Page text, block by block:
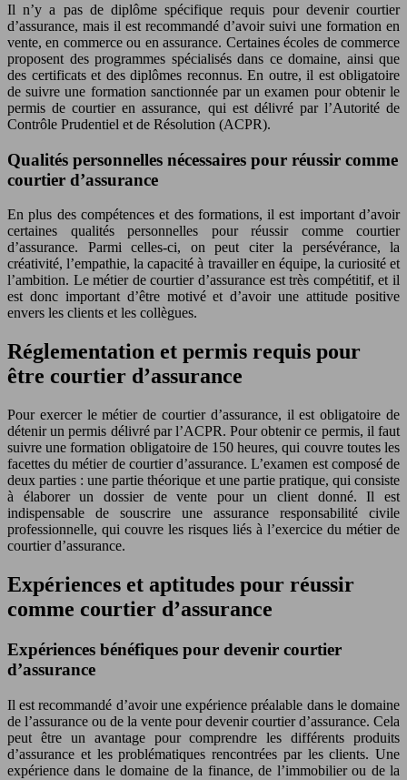
Il n’y a pas de diplôme spécifique requis pour devenir courtier
d’assurance, mais il est recommandé d’avoir suivi une formation en
vente, en commerce ou en assurance. Certaines écoles de commerce
proposent des programmes spécialisés dans ce domaine, ainsi que
des certificats et des diplômes reconnus. En outre, il est obligatoire
de suivre une formation sanctionnée par un examen pour obtenir le
permis de courtier en assurance, qui est délivré par l’Autorité de
Contrôle Prudentiel et de Résolution (ACPR).
Qualités personnelles nécessaires pour réussir comme
courtier d’assurance
En plus des compétences et des formations, il est important d’avoir
certaines qualités personnelles pour réussir comme courtier
d’assurance. Parmi celles-ci, on peut citer la persévérance, la
créativité, l’empathie, la capacité à travailler en équipe, la curiosité et
l’ambition. Le métier de courtier d’assurance est très compétitif, et il
est donc important d’être motivé et d’avoir une attitude positive
envers les clients et les collègues.
Réglementation et permis requis pour
être courtier d’assurance
Pour exercer le métier de courtier d’assurance, il est obligatoire de
détenir un permis délivré par l’ACPR. Pour obtenir ce permis, il faut
suivre une formation obligatoire de 150 heures, qui couvre toutes les
facettes du métier de courtier d’assurance. L’examen est composé de
deux parties : une partie théorique et une partie pratique, qui consiste
à élaborer un dossier de vente pour un client donné. Il est
indispensable de souscrire une assurance responsabilité civile
professionnelle, qui couvre les risques liés à l’exercice du métier de
courtier d’assurance.
Expériences et aptitudes pour réussir
comme courtier d’assurance
Expériences bénéfiques pour devenir courtier
d’assurance
Il est recommandé d’avoir une expérience préalable dans le domaine
de l’assurance ou de la vente pour devenir courtier d’assurance. Cela
peut être un avantage pour comprendre les différents produits
d’assurance et les problématiques rencontrées par les clients. Une
expérience dans le domaine de la finance, de l’immobilier ou de la